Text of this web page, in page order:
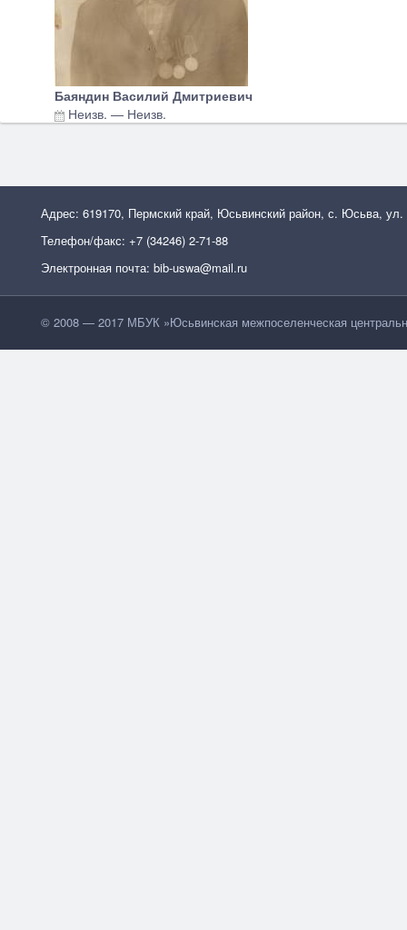
Баяндин Василий Дмитриевич
Неизв. — Неизв.
Адрес: 619170, Пермский край, Юсьвинский район, с. Юсьва, ул.
Телефон/факс: +7 (34246) 2-71-88
Электронная почта: bib-uswa@mail.ru
© 2008 — 2017 МБУК »Юсьвинская межпоселенческая